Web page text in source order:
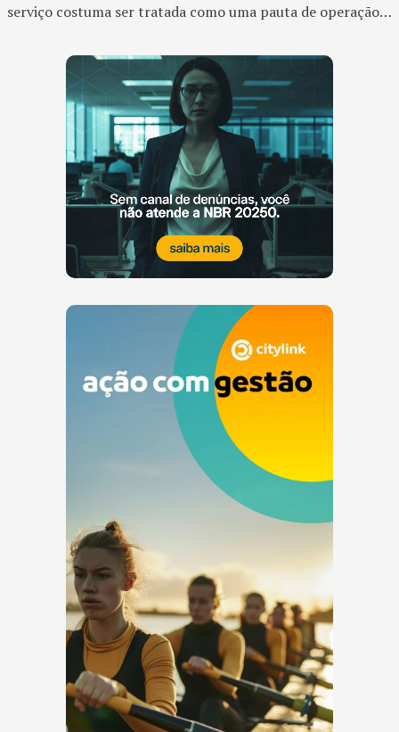
serviço costuma ser tratada como uma pauta de operação,
ESG, ela é muito mais do que isso. Qualidade é uma
expressão concreta da capacidade da empresa de entregar
valor de forma consistente, segura, responsável e
confiável. Quando um produto ou serviç...